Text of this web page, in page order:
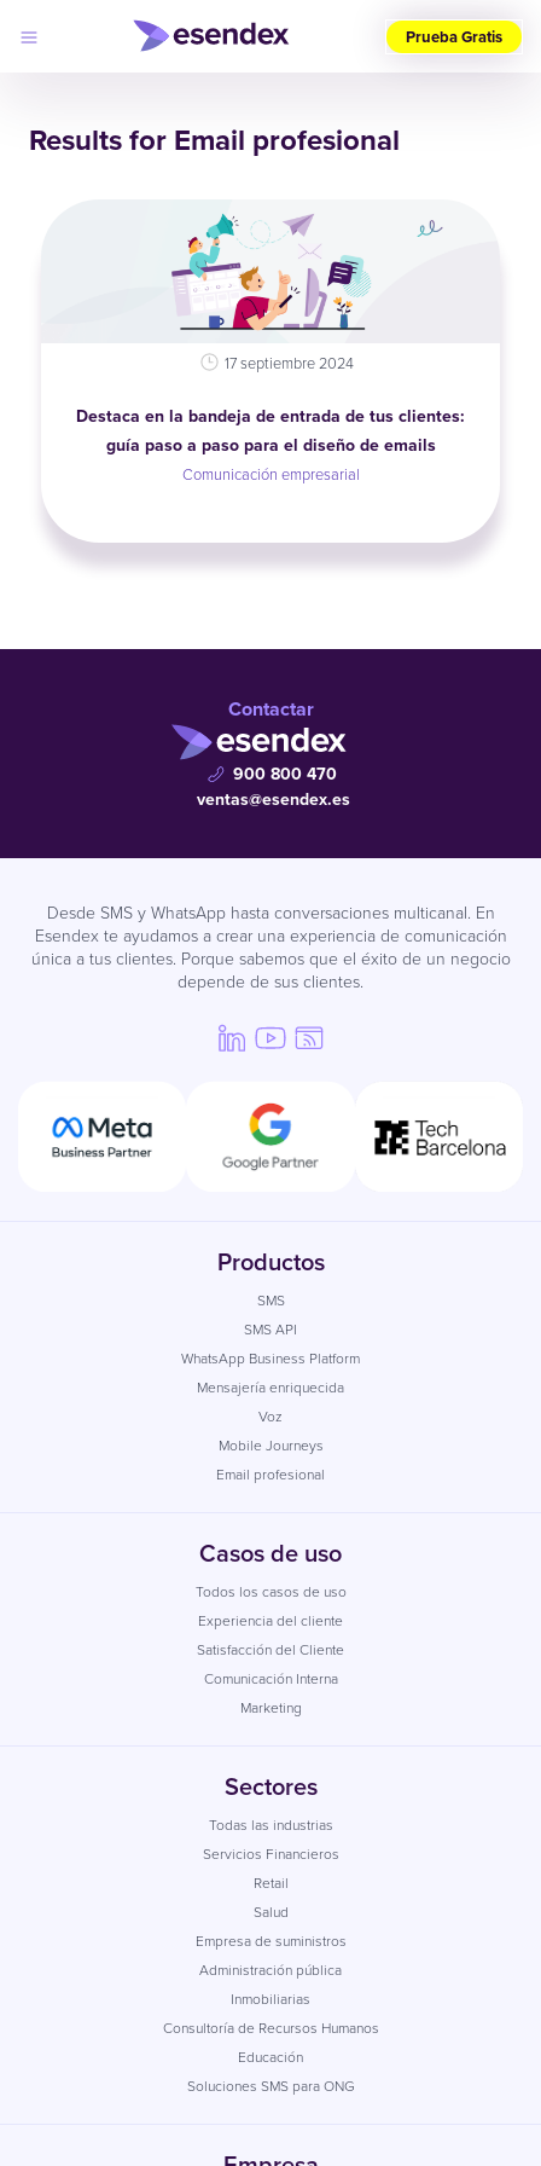
país
Prueba Gratis
Results for Email profesional
17 septiembre 2024
Destaca en la bandeja de entrada de tus clientes:
guía paso a paso para el diseño de emails
Comunicación empresarial
Contactar
900 800 470
ventas@esendex.es
Desde SMS y WhatsApp hasta conversaciones multicanal. En
Esendex te ayudamos a crear una experiencia de comunicación
única a tus clientes. Porque sabemos que el éxito de un negocio
depende de sus clientes.
Productos
SMS
SMS API
WhatsApp Business Platform
Mensajería enriquecida
Voz
Mobile Journeys
Email profesional
Casos de uso
Todos los casos de uso
Experiencia del cliente
Satisfacción del Cliente
Comunicación Interna
Marketing
Sectores
Todas las industrias
Servicios Financieros
Retail
Salud
Empresa de suministros
Administración pública
Inmobiliarias
Consultoría de Recursos Humanos
Educación
Soluciones SMS para ONG